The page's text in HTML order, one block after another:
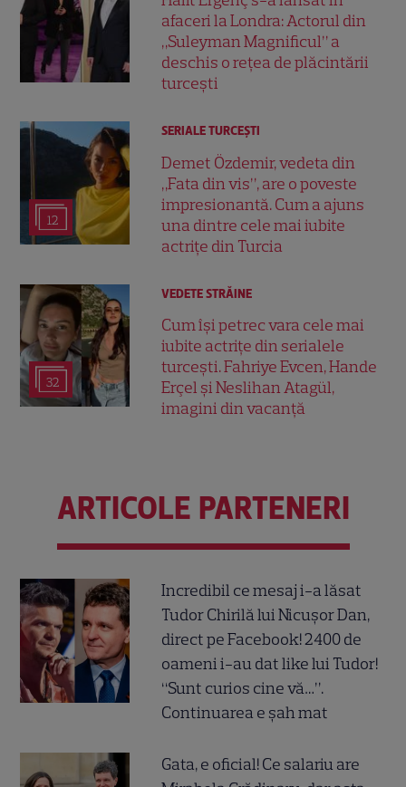
afaceri la Londra: Actorul din
„Suleyman Magnificul” a
deschis o rețea de plăcintării
turcești
12
SERIALE TURCEŞTI
Demet Özdemir, vedeta din
„Fata din vis”, are o poveste
impresionantă. Cum a ajuns
una dintre cele mai iubite
actrițe din Turcia
32
VEDETE STRĂINE
Cum își petrec vara cele mai
iubite actrițe din serialele
turcești. Fahriye Evcen, Hande
Erçel și Neslihan Atagül,
imagini din vacanță
ARTICOLE PARTENERI
Incredibil ce mesaj i-a lăsat
Tudor Chirilă lui Nicușor Dan,
direct pe Facebook! 2400 de
oameni i-au dat like lui Tudor!
“Sunt curios cine vă…”.
Continuarea e șah mat
Gata, e oficial! Ce salariu are